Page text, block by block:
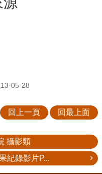
05-28
回上一頁 回最上面
攝影類
紀錄影片P...